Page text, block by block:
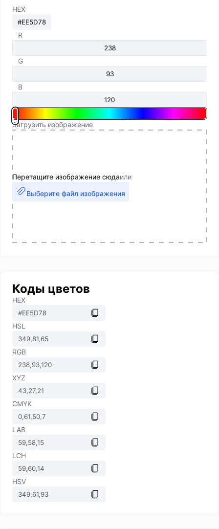
HEX
R
G
B
Загрузить изображение
Перетащите изображение сюдаили
Выберите файл изображения
Коды цветов
HEX
HSL
RGB
XYZ
CMYK
LAB
LCH
HSV